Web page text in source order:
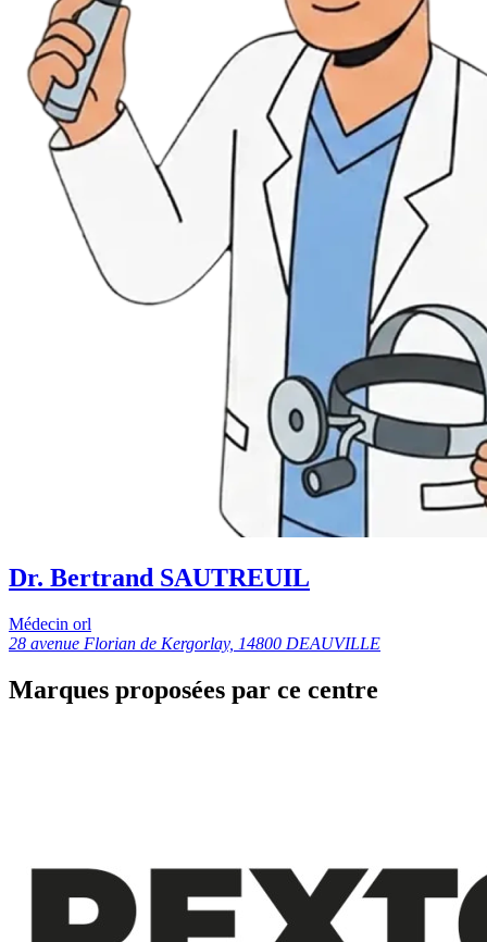
Dr. Bertrand SAUTREUIL
Médecin orl
28 avenue Florian de Kergorlay, 14800 DEAUVILLE
Marques proposées par ce centre